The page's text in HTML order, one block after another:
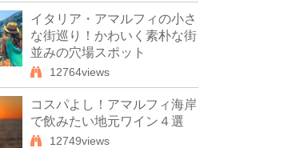
イタリア・アマルフィの小さ
な街巡り！かわいく素朴な街
並みの穴場スポット
12764views
コスパよし！アマルフィ海岸
で飲みたい地元ワイン４選
12749views